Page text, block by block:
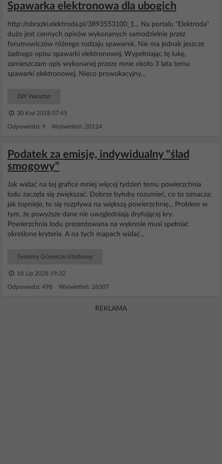
Spawarka elektronowa dla ubogich
http://obrazki.elektroda.pl/3893553100_1... Na portalu "Elektroda"
dużo jest cennych opisów wykonanych samodzielnie przez
forumowiczów różnego rodzaju spawarek. Nie ma jednak jeszcze
żadnego opisu spawarki elektronowej. Wypełniając tę lukę,
zamieszczam opis wykonanej przeze mnie około 3 lata temu
spawarki elektronowej. Nieco prowokacyjny...
DIY Warsztat
30 Kwi 2018 07:45
Odpowiedzi: 9 Wyświetleń: 20124
Podatek za emisję, indywidualny "ślad
smogowy"
Jak widać na tej grafice mniej więcej tydzień temu powierzchnia
lodu zaczęła się zwiększać. Dobrze byłoby rozumieć, co to oznacza:
jak topnieje, to się rozpływa na większą powierzchnię... Problem w
tym, że powyższe dane nie uwzgledniają dryfującej kry.
Powierzchnia lodu prezentowana na wykresie musi spełniać
określone kryteria. A na tych mapach widać...
Systemy Grzewcze Użytkowy
18 Lip 2026 19:32
Odpowiedzi: 498 Wyświetleń: 26307
REKLAMA